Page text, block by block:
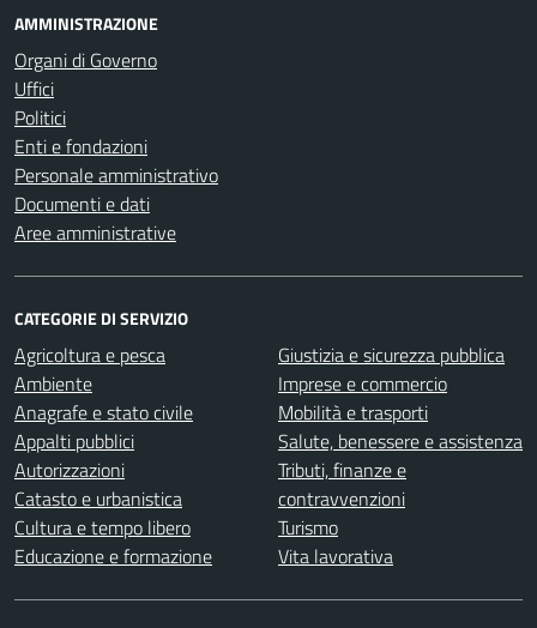
AMMINISTRAZIONE
Organi di Governo
Uffici
Politici
Enti e fondazioni
Personale amministrativo
Documenti e dati
Aree amministrative
CATEGORIE DI SERVIZIO
Agricoltura e pesca
Ambiente
Anagrafe e stato civile
Appalti pubblici
Autorizzazioni
Catasto e urbanistica
Cultura e tempo libero
Educazione e formazione
Giustizia e sicurezza pubblica
Imprese e commercio
Mobilità e trasporti
Salute, benessere e assistenza
Tributi, finanze e
contravvenzioni
Turismo
Vita lavorativa